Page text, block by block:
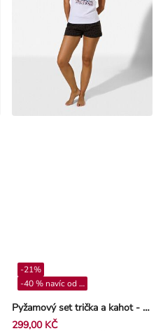
Pyžamový set trička a kahot - Lilo a Stitch - Vícebarevná
-21%
-40 % navíc od 4**
299,00 KČ